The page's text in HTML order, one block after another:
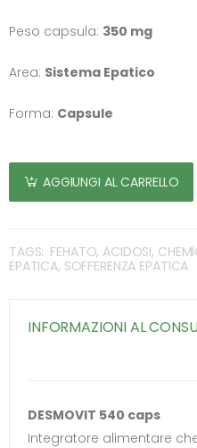
Peso capsula: 350 mg
Area: Sistema Epatico
Forma: Capsule
AGGIUNGI AL CARRELLO
TAGS: FEHATO, ACIDOSI,
EPATICA, SOFFERENZA EPATICA
INFORMAZIONI AL
DESMOVIT 540 caps
Integratore alimentare